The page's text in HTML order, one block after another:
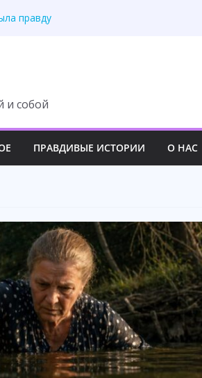
правду
на место
и собой
ПРАВДИВЫЕ ИСТОРИИ О НАС